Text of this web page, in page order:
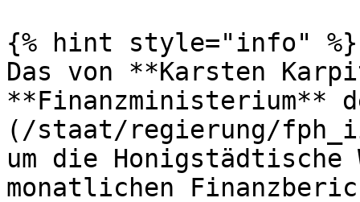
{% hint style="info" %}
Das von **Karsten
**Finanzministerium**
(/staat/regierung/
um die
monatlichen